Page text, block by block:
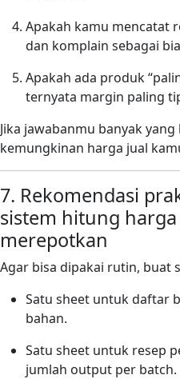
Apakah kamu mencatat
dan komplain sebagai
Apakah ada produk
ternyata margin paling
Jika jawabanmu banyak yang
kemungkinan harga jual
7. Rekomendasi
sistem hitung
merepotkan
Agar bisa dipakai rutin, buat
Satu sheet untuk daftar
bahan.
Satu sheet untuk resep
jumlah output per batch.